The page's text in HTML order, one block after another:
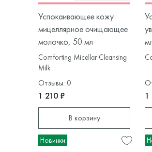
Успокаивающее кожу
мицеллярное очищающее
молочко, 50 мл
Comforting Micellar Cleansing
Milk
Отзывы: 0
1 210 ₽
В корзину
1
Новинки